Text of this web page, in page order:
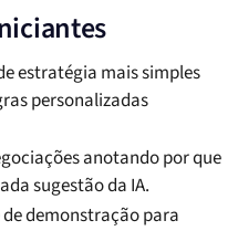
estratégia mais simples
personalizadas
anotando por que
sugestão da IA.
demonstração para